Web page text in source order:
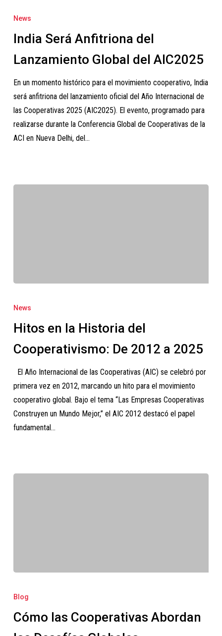
Será
del
Lanzamiento
del
AIC2025
News
India Será Anfitriona del
Lanzamiento Global del AIC2025
En un momento histórico para el movimiento cooperativo, India
será anfitriona del lanzamiento oficial del Año Internacional de
las Cooperativas 2025 (AIC2025). El evento, programado para
realizarse durante la Conferencia Global de Cooperativas de la
ACI en Nueva Delhi, del…
en
Historia
del
Cooperativismo:
De
2012
a
2025
News
Hitos en la Historia del
Cooperativismo: De 2012 a 2025
El Año Internacional de las Cooperativas (AIC) se celebró por
primera vez en 2012, marcando un hito para el movimiento
cooperativo global. Bajo el tema “Las Empresas Cooperativas
Construyen un Mundo Mejor,” el AIC 2012 destacó el papel
fundamental…
las
Abordan
Blog
Cómo las Cooperativas Abordan